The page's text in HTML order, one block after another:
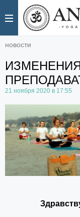
.
новости
21 ноября 2020 в 17:55